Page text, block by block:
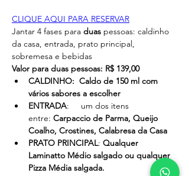
CLIQUE AQUI PARA RESERVAR
Jantar 4 fases para duas pessoas: caldinho
da casa, entrada, prato principal,
sobremesa e bebidas
Valor para duas pessoas: R$ 139,00
CALDINHO:  Caldo de 150 ml com
vários sabores a escolher
ENTRADA:     um dos itens
entre: Carpaccio de Parma, Queijo
Coalho, Crostines, Calabresa da Casa
PRATO PRINCIPAL: Qualquer
Laminatto Médio salgado ou qualquer
Pizza Média salgada.